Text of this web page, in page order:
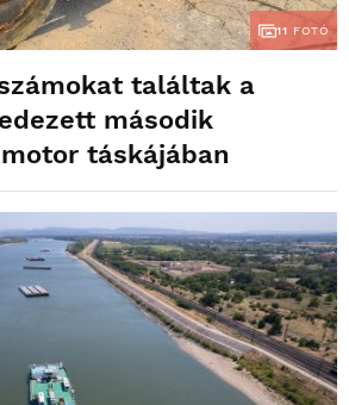
11 FOTÓ
találtak a
második
táskájában